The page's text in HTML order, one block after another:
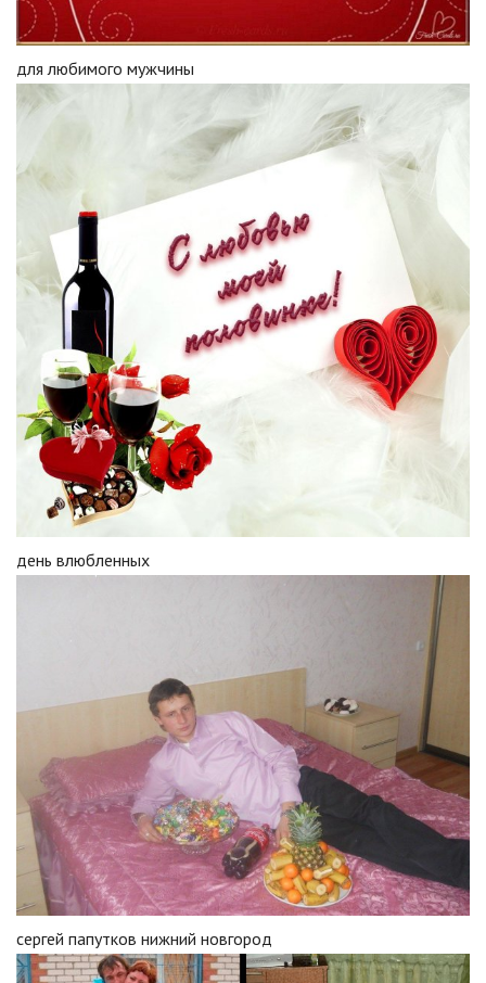
для любимого мужчины
день влюбленных
сергей папутков нижний новгород